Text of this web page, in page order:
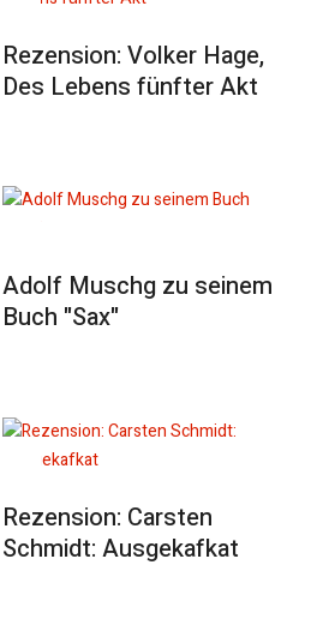
Rezension: Volker Hage,
Des Lebens fünfter Akt
Adolf Muschg zu seinem
Buch "Sax"
Rezension: Carsten
Schmidt: Ausgekafkat